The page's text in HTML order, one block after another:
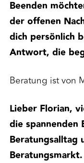
Beenden
der offenen
dich persönlich
Antwort, die
Beratung ist von
Lieber Florian,
die spannenden
Beratungsalltag
Beratungsmarkt.